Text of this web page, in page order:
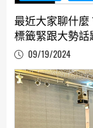
最近大家聊什麼
標籤緊跟大勢
09/19/2024